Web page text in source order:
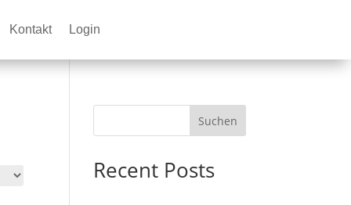
Kontakt Login
Suchen
Recent Posts